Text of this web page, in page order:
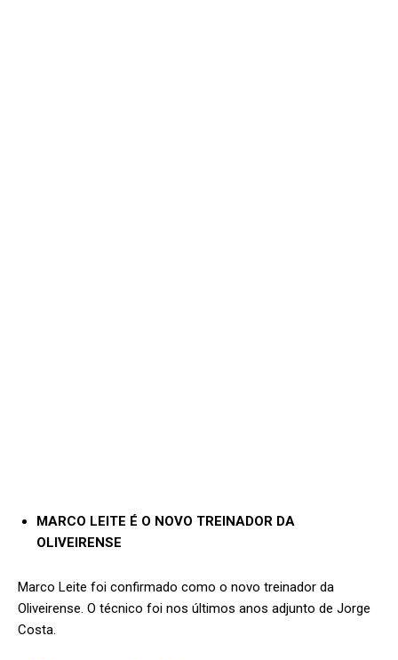
MARCO LEITE É O NOVO TREINADOR DA
OLIVEIRENSE
Marco Leite foi confirmado como o novo treinador da
Oliveirense. O técnico foi nos últimos anos adjunto de Jorge
Costa.